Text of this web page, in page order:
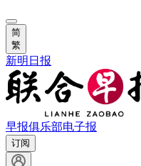
简
繁
新明日报
早报俱乐部电子报
订阅